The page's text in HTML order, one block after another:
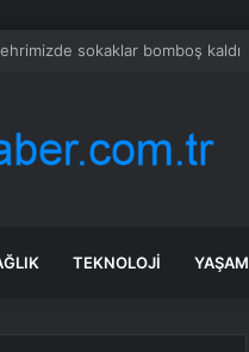
desteği
TEKNOLOJI YAŞAM